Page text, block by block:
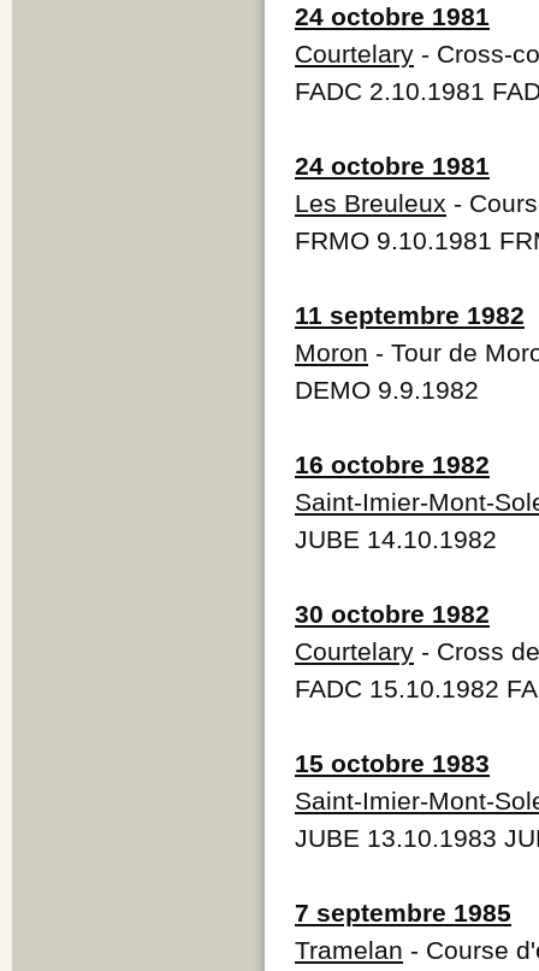
24 octobre 1981
Courtelary - Cross-
FADC 2.10.1981
24 octobre 1981
Les Breuleux -
FRMO 9.10.1981
11 septembre 1982
Moron - Tour de
DEMO 9.9.1982
16 octobre 1982
Saint-Imier-Mont-
JUBE 14.10.1982
30 octobre 1982
Courtelary - Cross
FADC 15.10.1982
15 octobre 1983
Saint-Imier-Mont-
JUBE 13.10.1983
7 septembre 1985
Tramelan - Course